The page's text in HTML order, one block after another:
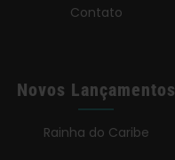
Contato
Novos Lançamentos
Rainha do Caribe